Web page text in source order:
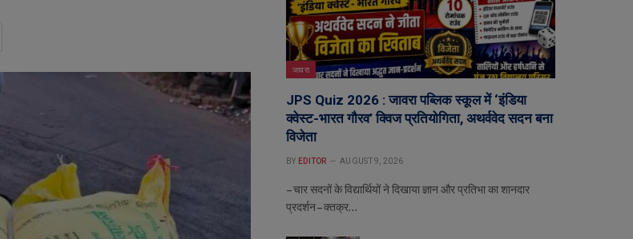
जावरा
JPS Quiz 2026 : जावरा पब्लिक स्कूल में ‘इंडिया
क्वेस्ट-भारत गौरव’ क्विज प्रतियोगिता, अथर्ववेद सदन बना
विजेता
BY EDITOR AUGUST 9, 2026
– चार सदनों के विद्यार्थियों ने दिखाया ज्ञान और प्रतिभा का शानदार
प्रदर्शन – क्तक्र…